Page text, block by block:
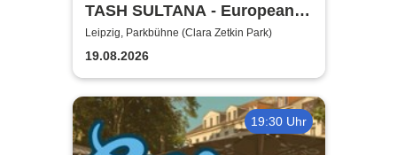
TASH SULTANA - European
Tour 2026
Leipzig, Parkbühne (Clara Zetkin Park)
19.08.2026
19:30 Uhr